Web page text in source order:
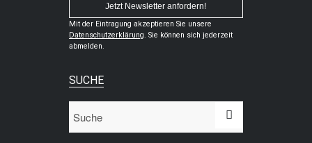
Mit der Eintragung akzeptieren Sie unsere
Datenschutzerklärung. Sie können sich jederzeit
abmelden.
SUCHE